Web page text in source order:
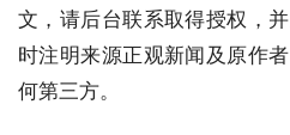
文，请后台联系取得授权，
时注明来源正观新闻及原作
何第三方。